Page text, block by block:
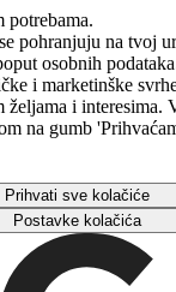
potrebama.
pohranjuju na tvoj
osobnih
i marketinške
i interesima.
na gumb
Prihvati sve kolačiće
Postavke kolačića